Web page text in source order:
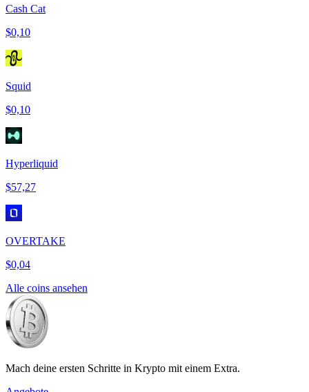
Cash Cat
$0,10
Squid
$0,10
Hyperliquid
$57,27
OVERTAKE
$0,04
Alle coins ansehen
Mach deine ersten Schritte in Krypto mit einem Extra.